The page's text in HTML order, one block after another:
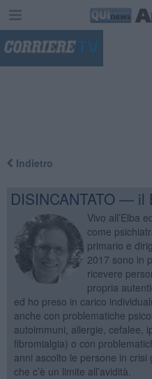
Indietro
DISINCANTATO —
Vivo all’Elba
come
primario e
2017 sono in
ricevere
propria
ed ho preso in carico
anche con problematiche
autoimmuni, allergie, cefalee,
fibromialgia) o con
anni ascolto le persone in
che c’è un limite all’avidità.